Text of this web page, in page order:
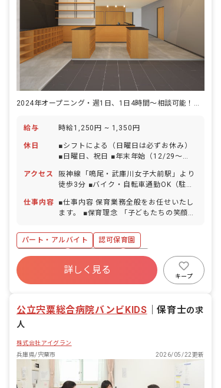
給与 時給1,250円 ~ 1,350円
休日
■シフトによる（日曜日は必ずお休み）
■日曜日、祝日 ■年末年始（12/29～
定日数を付与／半日単位での取得可） ■
慶弔休暇 ■産前産後・育児休暇（取得
率・復帰率ともに100％） ■介護・看護
休暇
アクセス
阪神線「鳴尾・武庫川女子大前駅」より
徒歩3分 ■バイク・自転車通勤OK（駐輪
仕事内容
■仕事内容 保育業務全般をお任せいたし
ます。 ■保育理念 「子どもたちの笑顔と
と、こどもたちの笑顔のため、そして豊
かな感性を育むため、深い愛情をもって
接することを保育理念としています。 ■
保育の特徴 「考え・表現できる力を育
む」 英語・体操・リトミックや造形な
ど、子どもたちの感性を育む体験を用意
活動します。
パート・アルバイト
認可保育園
WEB面接OK
社会保険完備
有給
福利厚生充実
退職金制度
残業少なめ
詳しく見る
キープ
公立宍粟総合病院バンビKIDS ｜保育士の求
人
株式会社アイグラン
兵庫県/宍粟市
2026/05/22更新